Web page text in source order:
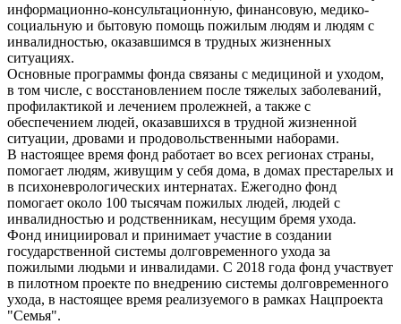
информационно-консультационную, финансовую, медико-
социальную и бытовую помощь пожилым людям и людям с
инвалидностью, оказавшимся в трудных жизненных
ситуациях.
Основные программы фонда связаны с медициной и уходом,
в том числе, с восстановлением после тяжелых заболеваний,
профилактикой и лечением пролежней, а также с
обеспечением людей, оказавшихся в трудной жизненной
ситуации, дровами и продовольственными наборами.
В настоящее время фонд работает во всех регионах страны,
помогает людям, живущим у себя дома, в домах престарелых и
в психоневрологических интернатах. Ежегодно фонд
помогает около 100 тысячам пожилых людей, людей с
инвалидностью и родственникам, несущим бремя ухода.
Фонд инициировал и принимает участие в создании
государственной системы долговременного ухода за
пожилыми людьми и инвалидами. С 2018 года фонд участвует
в пилотном проекте по внедрению системы долговременного
ухода, в настоящее время реализуемого в рамках Нацпроекта
"Семья".